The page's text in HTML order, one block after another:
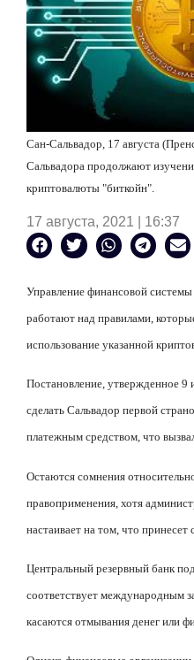
Сан-Сальвадор, 17 августа
Сальвадора продолжают
криптовалюты "биткойн".
17 августа, 2021 | 16:37
Управление финансовой
работают над правилами,
использование указанной
Постановление, утвержденное
сделать Сальвадор первой
платежным средством, что
Остаются сомнения
правоприменения, хотя
настаивает на том, что принесет
Центральный резервный банк
соответствует международным
касаются отмывания денег или